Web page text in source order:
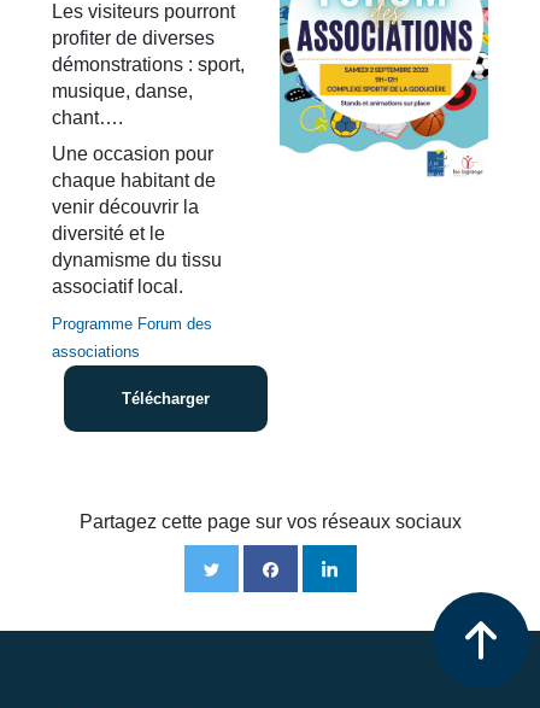
Les visiteurs pourront
profiter de diverses
démonstrations : sport,
musique, danse,
chant….
Une occasion pour
chaque habitant de
venir découvrir la
diversité et le
dynamisme du tissu
associatif local.
Programme Forum des
associations
Télécharger
Partagez cette page sur vos réseaux sociaux